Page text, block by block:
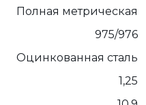
Полная метрическая
975/976
Оцинкованная сталь
1,25